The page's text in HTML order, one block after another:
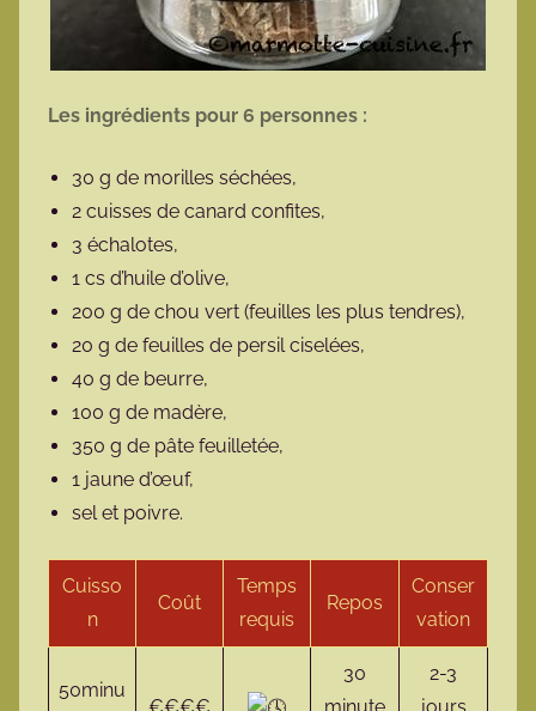
Les ingrédients pour 6 personnes :
30 g de morilles séchées,
2 cuisses de canard confites,
3 échalotes,
1 cs d’huile d’olive,
200 g de chou vert (feuilles les plus tendres),
20 g de feuilles de persil ciselées,
40 g de beurre,
100 g de madère,
350 g de pâte feuilletée,
1 jaune d’œuf,
sel et poivre.
Cuisso
n
Coût
Temps
requis
Repos
Conser
vation
50minu
30
2-3